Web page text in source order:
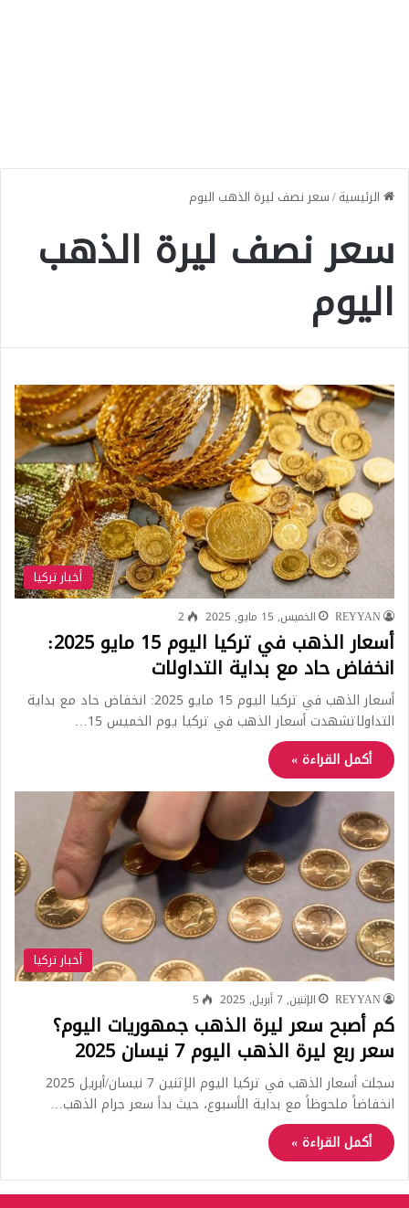
الرئيسية/سعر نصف ليرة الذهب اليوم
سعر نصف ليرة الذهب
اليوم
أخبار تركيا
REYYAN الخميس, 15 مايو, 2025 2
أسعار الذهب في تركيا اليوم 15 مايو 2025:
انخفاض حاد مع بداية التداولات
أسعار الذهب في تركيا اليوم 15 مايو 2025: انخفاض حاد مع بداية
التداولاتشهدت أسعار الذهب في تركيا يوم الخميس 15…
أكمل القراءة »
أخبار تركيا
REYYAN الإثنين, 7 أبريل, 2025 5
كم أصبح سعر ليرة الذهب جمهوريات اليوم؟
سعر ربع ليرة الذهب اليوم 7 نيسان 2025
سجلت أسعار الذهب في تركيا اليوم الإثنين 7 نيسان/أبريل 2025
انخفاضاً ملحوظاً مع بداية الأسبوع، حيث بدأ سعر جرام الذهب…
أكمل القراءة »